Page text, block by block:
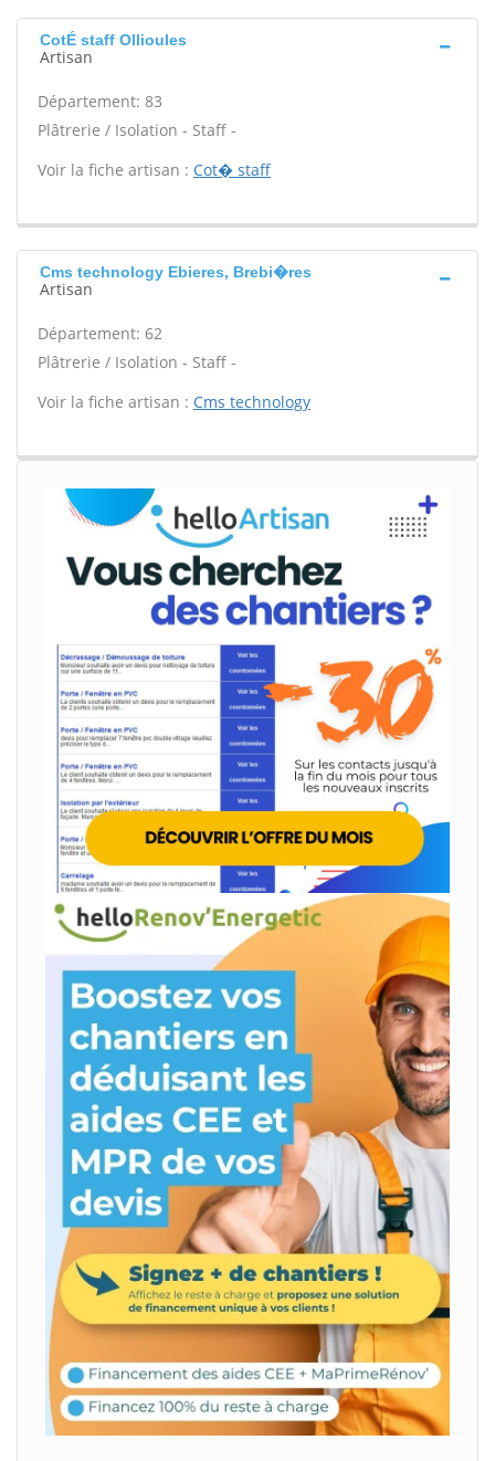
CotÉ staff Ollioules
Artisan
Département: 83
Plâtrerie / Isolation - Staff -
Voir la fiche artisan : Cot� staff
Cms technology Ebieres, Brebi�res
Artisan
Département: 62
Plâtrerie / Isolation - Staff -
Voir la fiche artisan : Cms technology